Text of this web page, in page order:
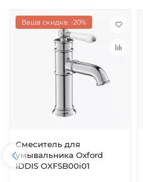
Ваша скидка: -20%
Смеситель для
умывальника Oxford
IDDIS OXFSB00i01